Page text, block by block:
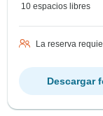
10 espacios libres
La reserva
Descargar